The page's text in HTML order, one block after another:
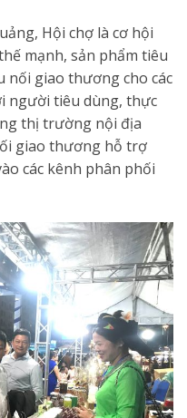
Hội chợ là cơ hội
mạnh, sản phẩm tiêu
nối giao thương cho các
người tiêu dùng, thực
thị trường nội địa
giao thương hỗ trợ
các kênh phân phối